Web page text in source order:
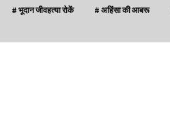
# भूदान जीवहत्या रोकें # अहिंसा की आबरू